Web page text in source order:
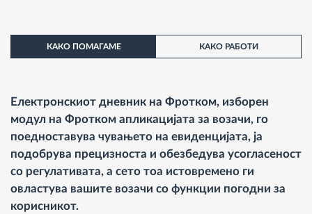
КАКО ПОМАГАМЕ КАКО РАБОТИ
Електронскиот дневник на Фротком, изборен
модул на Фротком апликацијата за возачи, го
поедноставува чувањето на евиденцијата, ја
подобрува прецизноста и обезбедува усогласеност
со регулативата, а сето тоа истовремено ги
овластува вашите возачи со функции погодни за
корисникот.